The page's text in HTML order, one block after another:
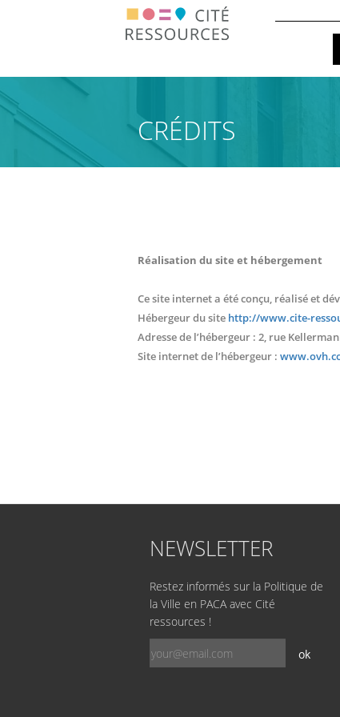
Menu
CRÉDITS
Réalisation du site et hébergement
Ce site internet a été conçu, réalisé et
Hébergeur du site http://www.cite-
Adresse de l’hébergeur : 2, rue
Site internet de l’hébergeur :
NEWSLETTER
Restez informés sur la Politique de
la Ville en PACA avec Cité
ressources !
ok